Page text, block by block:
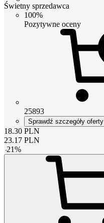
Świetny sprzedawca
100%
Pozytywne oceny
25893
Sprawdź szczegóły oferty
18.30 PLN
23.17 PLN
-21%